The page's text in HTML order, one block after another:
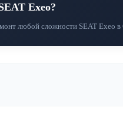
Exeo?
любой сложности SEAT Exeo